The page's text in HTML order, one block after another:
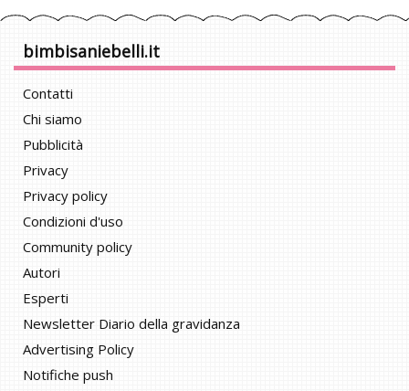
bimbisaniebelli.it
Contatti
Chi siamo
Pubblicità
Privacy
Privacy policy
Condizioni d'uso
Community policy
Autori
Esperti
Newsletter Diario della gravidanza
Advertising Policy
Notifiche push